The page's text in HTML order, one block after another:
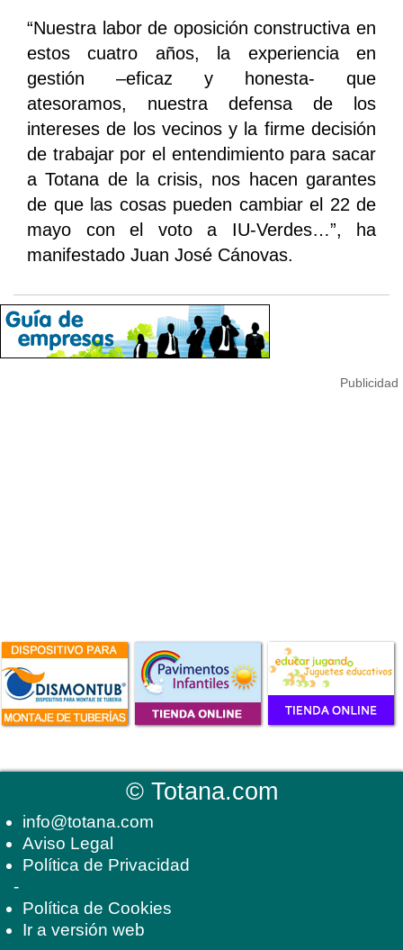
“Nuestra labor de oposición constructiva en
estos cuatro años, la experiencia en
gestión –eficaz y honesta- que
atesoramos, nuestra defensa de los
intereses de los vecinos y la firme decisión
de trabajar por el entendimiento para sacar
a Totana de la crisis, nos hacen garantes
de que las cosas pueden cambiar el 22 de
mayo con el voto a IU-Verdes…”, ha
manifestado Juan José Cánovas.
©Totana.com
info@totana.com
Aviso Legal
Política de Privacidad
-
Política de Cookies
Ir a versión web